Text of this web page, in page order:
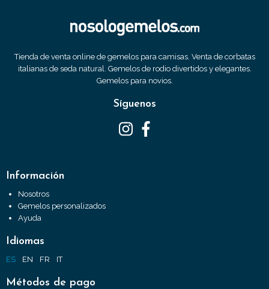
Tienda de venta online de gemelos para camisas. Venta de corbatas
italianas de seda natural. Gemelos de rodio divertidos y elegantes.
Gemelos para novios.
Síguenos
Información
Nosotros
Gemelos personalizados
Ayuda
Idiomas
ES EN FR IT
Métodos de pago